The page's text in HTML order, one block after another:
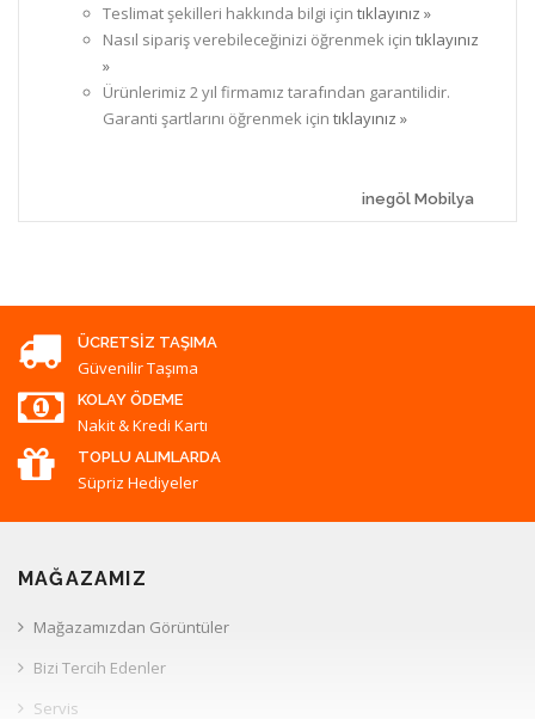
Teslimat şekilleri hakkında bilgi için tıklayınız »
Nasıl sipariş verebileceğinizi öğrenmek için tıklayınız
»
Ürünlerimiz 2 yıl firmamız tarafından garantilidir.
Garanti şartlarını öğrenmek için tıklayınız »
inegöl Mobilya
ÜCRETSIZ TAŞIMA
Güvenilir Taşıma
KOLAY ÖDEME
Nakit & Kredi Kartı
TOPLU ALIMLARDA
Süpriz Hediyeler
MAĞAZAMIZ
Mağazamızdan Görüntüler
Bizi Tercih Edenler
Servis